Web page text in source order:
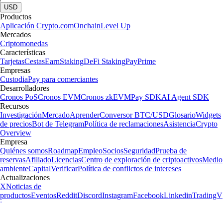
USD
Productos
Aplicación Crypto.comOnchainLevel Up
Mercados
Criptomonedas
Características
TarjetasCestasEarnStakingDeFi StakingPayPrime
Empresas
CustodiaPay para comerciantes
Desarrolladores
Cronos PoSCronos EVMCronos zkEVMPay SDKAI Agent SDK
Recursos
InvestigaciónMercadoAprenderConversor BTC/USDGlosarioWidgets
de preciosBot de TelegramPolítica de reclamacionesAsistenciaCrypto
Overview
Empresa
Quiénes somosRoadmapEmpleoSociosSeguridadPrueba de
reservasAfiliadoLicenciasCentro de exploración de criptoactivosMedio
ambienteCapitalVerificarPolítica de conflictos de intereses
Actualizaciones
XNoticias de
productosEventosRedditDiscordInstagramFacebookLinkedinTradingV